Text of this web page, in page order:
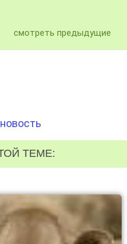
смотреть предыдущие
ТЕМЕ: